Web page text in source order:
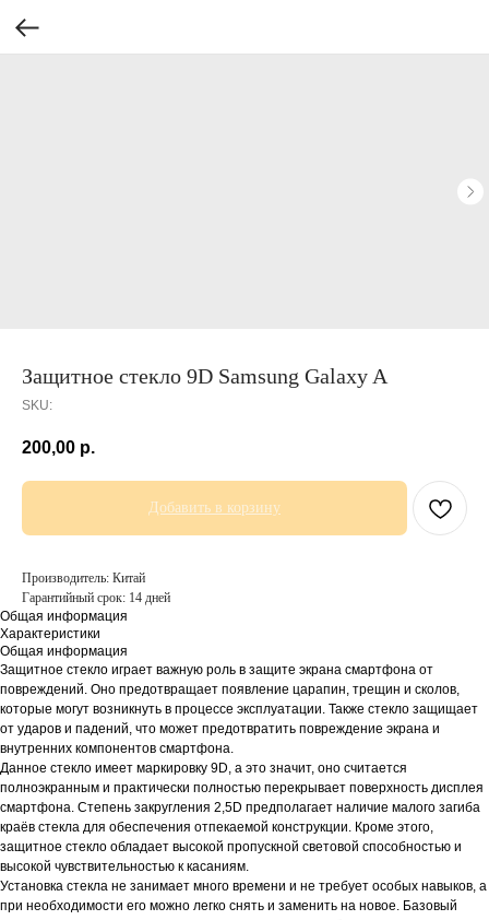
Защитное стекло 9D Samsung Galaxy A
SKU:
200,00 р.
Добавить в корзину
Производитель: Китай
Гарантийный срок: 14 дней
Общая информация
Характеристики
Общая информация
Защитное стекло играет важную роль в защите экрана смартфона от
повреждений. Оно предотвращает появление царапин, трещин и сколов,
которые могут возникнуть в процессе эксплуатации. Также стекло защищает
от ударов и падений, что может предотвратить повреждение экрана и
внутренних компонентов смартфона.
Данное стекло имеет маркировку 9D, а это значит, оно считается
полноэкранным и практически полностью перекрывает поверхность дисплея
смартфона. Степень закругления 2,5D предполагает наличие малого загиба
краёв стекла для обеспечения отпекаемой конструкции. Кроме этого,
защитное стекло обладает высокой пропускной световой способностью и
высокой чувствительностью к касаниям.
Установка стекла не занимает много времени и не требует особых навыков, а
при необходимости его можно легко снять и заменить на новое. Базовый